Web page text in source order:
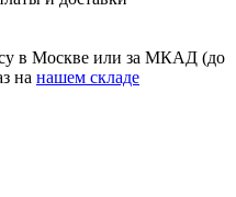
в Москве или за МКАД (до
на нашем складе